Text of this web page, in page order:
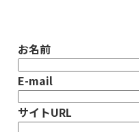
お名前
E-mail
サイトURL